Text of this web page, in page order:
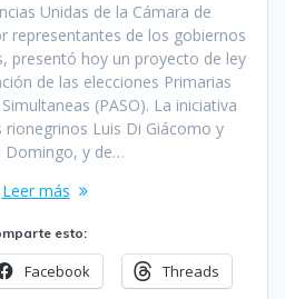
Unidas de la Cámara de
representantes de los gobiernos
presentó hoy un proyecto de ley
de las elecciones Primarias
(PASO). La iniciativa
rionegrinos Luis Di Giácomo y
Domingo, y de…
Leer más
esto:
Facebook Threads